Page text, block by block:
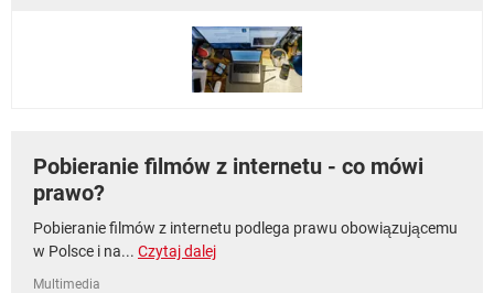
Pobieranie filmów z internetu - co mówi
prawo?
Pobieranie filmów z internetu podlega prawu obowiązującemu
w Polsce i na... Czytaj dalej
Multimedia